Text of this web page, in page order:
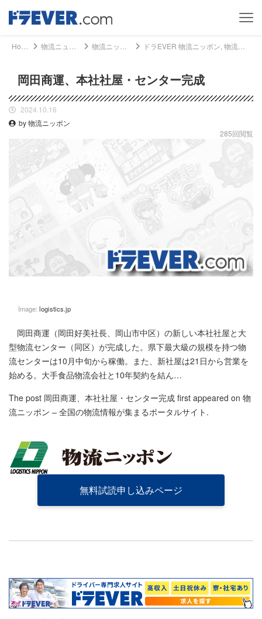
岡田商運、本社社屋・センター完成
2024.10.16
by 物流ニッポン
285回閲覧
Image: logistics.jp
岡田商運（岡田好美社長、岡山市中区）の新しい本社社屋と大
型物流センター（同区）が完成した。県下最大級の規模を持つ物
流センターは10月中旬から稼働。また、新社屋は21日から営業を
始める。大手食品物流会社と10年契約を結ん…
The post 岡田商運、本社社屋・センター完成 first appeared on 物
流ニッポン – 全国の物流情報が集まるポータルサイト .
無料試読申し込みページ